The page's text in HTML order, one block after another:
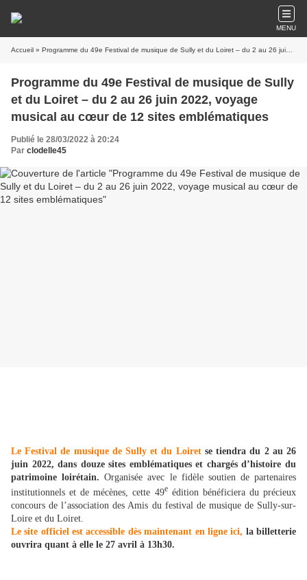
MENU
Accueil » Programme du 49e Festival de musique de Sully et du Loiret – du 2 au 26 juin 2022, voyage musical au cœur de 12 sites emblématiques
Programme du 49e Festival de musique de Sully
et du Loiret – du 2 au 26 juin 2022, voyage
musical au cœur de 12 sites emblématiques
Publié le 28/03/2022 à 20:24
Par clodelle45
Le Festival de musique de Sully et du Loiretse tiendra du 2 au 26
juin 2022, dans douze sites emblématiques et chargés d’histoire du
patrimoine loirétain. Organisée avec le fidèle soutien de partenaires
institutionnels et de mécènes, cette 49eédition bénéficiera du précieux
concours de l’association des Amis du festival de musique de Sully-sur-
Loire et du Loiret.
Le site officiel est accessible dès maintenant en ligne ici, la billetterie
ouvrira quant à elle le 27 avril à 13h30.